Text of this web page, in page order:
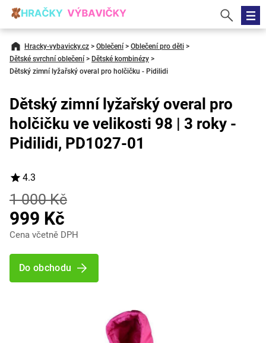
Hracky-vybavicky.cz > Oblečení > Oblečení pro děti >
Dětské svrchní oblečení > Dětské kombinézy >
Dětský zimní lyžařský overal pro holčičku - Pidilidi
Dětský zimní lyžařský overal pro
holčičku ve velikosti 98 | 3 roky -
Pidilidi, PD1027-01
4.3
1 000 Kč
999 Kč
Cena včetně DPH
Do obchodu